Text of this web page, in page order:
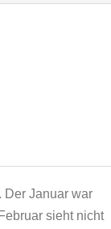
Der Januar war
sieht nicht